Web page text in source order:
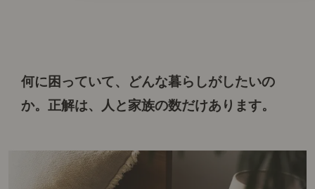
何に困っていて、どんな暮らしがしたいの
か。正解は、人と家族の数だけあります。